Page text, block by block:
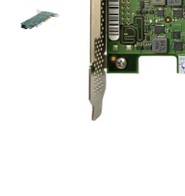
Блоки живлення
Контролери RAID
Кулери та системи охолодження
Кошики та салазки для жорстких дисків
Рейки та кріплення